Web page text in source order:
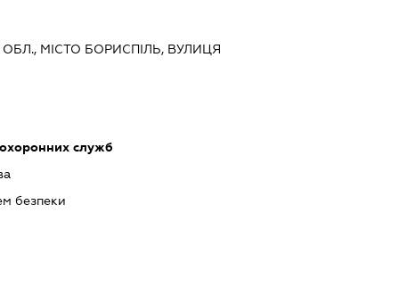
ОБЛ., МІСТО БОРИСПІЛЬ, ВУЛИЦЯ
охоронних служб
безпеки